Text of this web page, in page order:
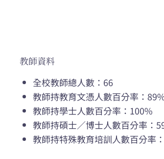
教師資料
全校教師總人數：66
教師持教育文憑人數百分率：
教師持學士人數百分率：100%
教師持碩士／博士人數百分率：
教師持特殊教育培訓人數百分率